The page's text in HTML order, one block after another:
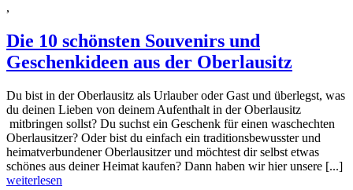
,
Die 10 schönsten Souvenirs und
Geschenkideen aus der Oberlausitz
Du bist in der Oberlausitz als Urlauber oder Gast und überlegst, was
du deinen Lieben von deinem Aufenthalt in der Oberlausitz
mitbringen sollst? Du suchst ein Geschenk für einen waschechten
Oberlausitzer? Oder bist du einfach ein traditionsbewusster und
heimatverbundener Oberlausitzer und möchtest dir selbst etwas
schönes aus deiner Heimat kaufen? Dann haben wir hier unsere [...]
weiterlesen